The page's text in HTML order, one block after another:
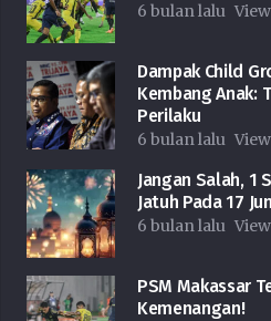
6 bulan lalu
Dampak Child
Kembang Anak:
Perilaku
6 bulan lalu
Jangan Salah, 1
Jatuh Pada 17
6 bulan lalu
PSM Makassar
Kemenangan!